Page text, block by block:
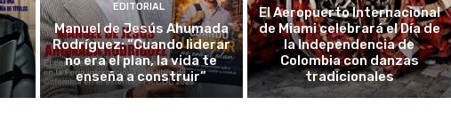
EDITORIAL
Manuel de Jesús Ahumada
Rodríguez: “Cuando liderar
no era el plan, la vida te
enseña a construir”
El Aeropuerto Internacional
de Miami celebrará el Día de
la Independencia de
Colombia con danzas
tradicionales